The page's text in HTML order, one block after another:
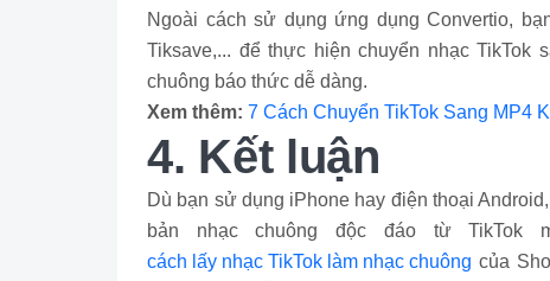
Ngoài cách sử dụng ứng dụng Convertio,
Tiksave,... để thực hiện chuyển nhạc TikTok
chuông báo thức dễ dàng.
Xem thêm: 7 Cách Chuyển TikTok Sang MP4
4. Kết luận
Dù bạn sử dụng iPhone hay điện thoại
bản nhạc chuông độc đáo từ
cách lấy nhạc TikTok làm nhạc chuông của